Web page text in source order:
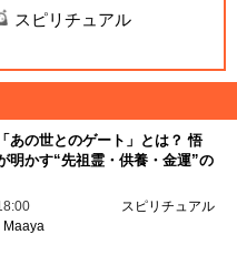
スピリチュアル
あの世とのゲート」とは？ 悟
明かす“先祖霊・供養・金運”の
スピリチュアル
Maaya